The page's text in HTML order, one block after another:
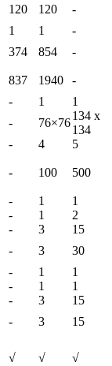
120 120
-
1 1
-
374 854
-
837 1940 -
- 1
1
- 76×76
134 x
134
- 4
5
- 100 500
- 1
1
- 1
2
- 3
15
- 3 30
- 1
1
- 1
1
- 3
15
- 3
15
√ √
√